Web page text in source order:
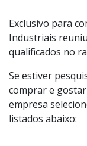
Exclusivo para
Industriais
qualificados no
Se estiver
comprar e
empresa
listados abaixo: